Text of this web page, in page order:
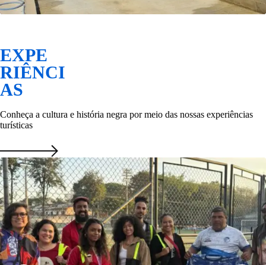
EXPE
RIÊNCI
AS
Conheça a cultura e história negra por meio das nossas experiências
turísticas